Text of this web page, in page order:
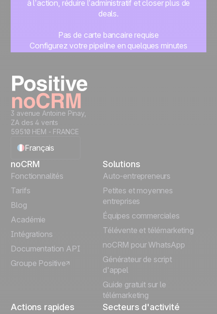
à l’action, réduire l’administratif et closer plus de
deals.
Pas de carte bancaire requise
Configurez votre pipeline en quelques minutes
3 avenue Antoine Pinay,
ZA des 4 vents
59510 HEM - FRANCE
Français
English
Português
Italiano
Deutsch
noCRM
Fonctionnalités
Tarifs
Blog
Académie
Intégrations
Documentation API
Groupe Positive
Solutions
Auto-entrepreneurs
Petites et moyennes
entreprises
Équipes commerciales
Télévente et télémarketing
noCRM pour WhatsApp
Générateur de script
d'appel
Guide gratuit sur le
télémarketing
Actions rapides Secteurs d'activité